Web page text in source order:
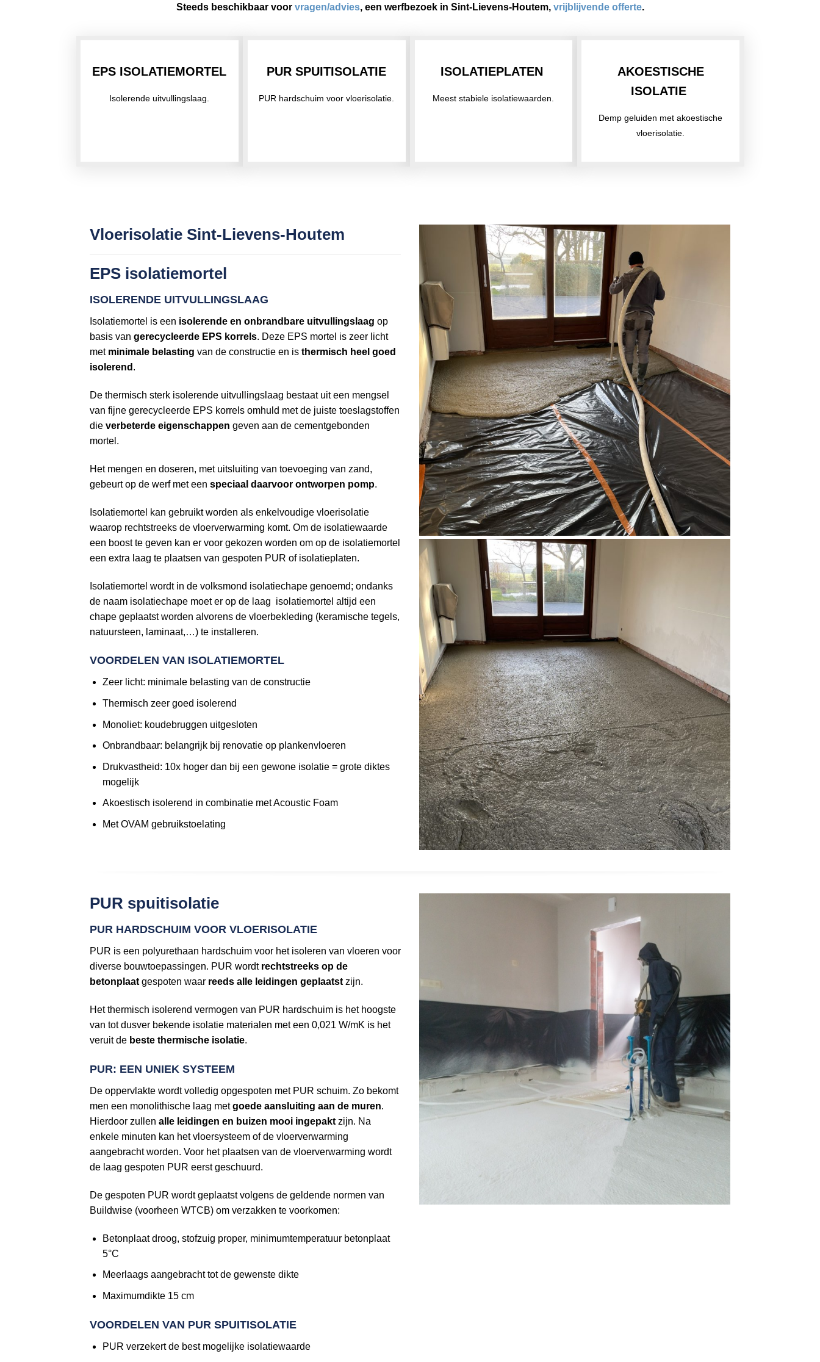
Steeds beschikbaar voor vragen/advies, een werfbezoek in Sint-Lievens-Houtem, vrijblijvende offerte.
EPS ISOLATIEMORTEL
Isolerende uitvullingslaag.
PUR SPUITISOLATIE
PUR hardschuim voor vloerisolatie.
ISOLATIEPLATEN
Meest stabiele isolatiewaarden.
AKOESTISCHE
ISOLATIE
Demp geluiden met akoestische
vloerisolatie.
Vloerisolatie Sint-Lievens-Houtem
EPS isolatiemortel
ISOLERENDE UITVULLINGSLAAG
Isolatiemortel is een isolerende en onbrandbare uitvullingslaag op
basis van gerecycleerde EPS korrels. Deze EPS mortel is zeer licht
met minimale belasting van de constructie en is thermisch heel goed
isolerend .
De thermisch sterk isolerende uitvullingslaag bestaat uit een mengsel
van fijne gerecycleerde EPS korrels omhuld met de juiste toeslagstoffen
die verbeterde eigenschappen geven aan de cementgebonden
mortel.
Het mengen en doseren, met uitsluiting van toevoeging van zand,
gebeurt op de werf met een speciaal daarvoor ontworpen pomp.
Isolatiemortel kan gebruikt worden als enkelvoudige vloerisolatie
waarop rechtstreeks de vloerverwarming komt. Om de isolatiewaarde
een boost te geven kan er voor gekozen worden om op de isolatiemortel
een extra laag te plaatsen van gespoten PUR of isolatieplaten.
Isolatiemortel wordt in de volksmond isolatiechape genoemd; ondanks
de naam isolatiechape moet er op de laag isolatiemortel altijd een
chape geplaatst worden alvorens de vloerbekleding (keramische tegels,
natuursteen, laminaat,…) te installeren.
VOORDELEN VAN ISOLATIEMORTEL
Zeer licht: minimale belasting van de constructie
Thermisch zeer goed isolerend
Monoliet: koudebruggen uitgesloten
Onbrandbaar: belangrijk bij renovatie op plankenvloeren
Drukvastheid: 10x hoger dan bij een gewone isolatie = grote diktes
mogelijk
Akoestisch isolerend in combinatie met Acoustic Foam
Met OVAM gebruikstoelating
PUR spuitisolatie
PUR HARDSCHUIM VOOR VLOERISOLATIE
PUR is een polyurethaan hardschuim voor het isoleren van vloeren voor
diverse bouwtoepassingen. PUR wordt rechtstreeks op de
betonplaat gespoten waar reeds alle leidingen geplaatst zijn.
Het thermisch isolerend vermogen van PUR hardschuim is het hoogste
van tot dusver bekende isolatie materialen met een 0,021 W/mK is het
veruit de beste thermische isolatie.
PUR: EEN UNIEK SYSTEEM
De oppervlakte wordt volledig opgespoten met PUR schuim. Zo bekomt
men een monolithische laag metgoede aansluiting aan de muren.
Hierdoor zullen alle leidingen en buizen mooi ingepakt zijn. Na
enkele minuten kan het vloersysteem of de vloerverwarming
aangebracht worden. Voor het plaatsen van de vloerverwarming wordt
de laag gespoten PUR eerst geschuurd.
De gespoten PUR wordt geplaatst volgens de geldende normen van
Buildwise (voorheen WTCB) om verzakken te voorkomen:
Betonplaat droog, stofzuig proper, minimumtemperatuur betonplaat
5°C
Meerlaags aangebracht tot de gewenste dikte
Maximumdikte 15 cm
VOORDELEN VAN PUR SPUITISOLATIE
PUR verzekert de best mogelijke isolatiewaarde